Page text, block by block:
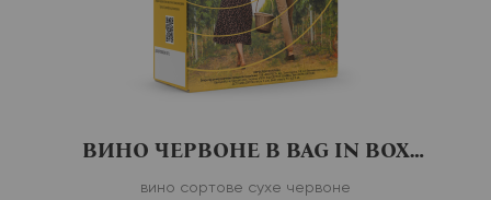
ВИНО ЧЕРВОНЕ В BAG IN BOX
MERLOT
вино сортове сухе червоне